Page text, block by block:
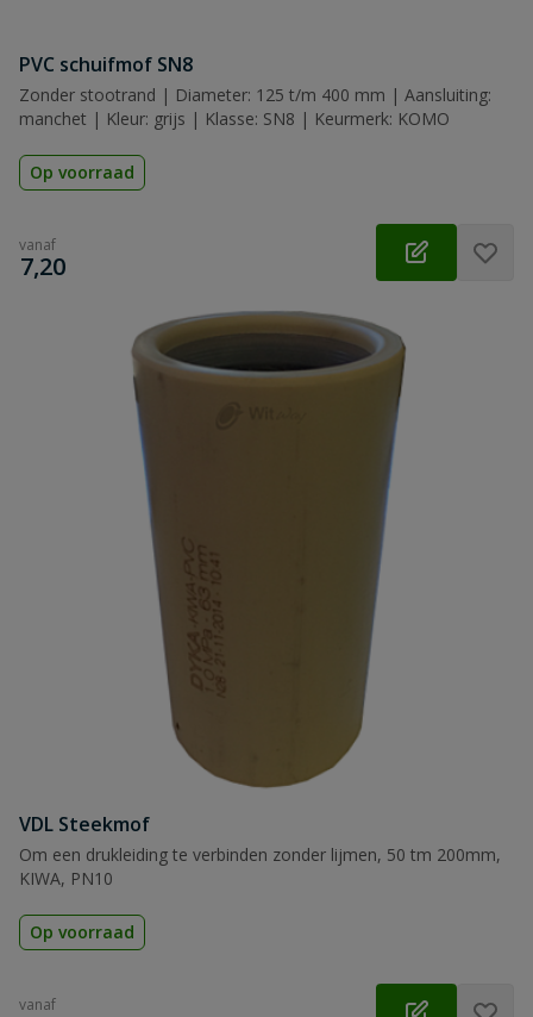
PVC schuifmof SN8
Zonder stootrand | Diameter: 125 t/m 400 mm | Aansluiting:
manchet | Kleur: grijs | Klasse: SN8 | Keurmerk: KOMO
Op voorraad
vanaf
€
7,20
VDL Steekmof
Om een drukleiding te verbinden zonder lijmen, 50 tm 200mm,
KIWA, PN10
Op voorraad
vanaf